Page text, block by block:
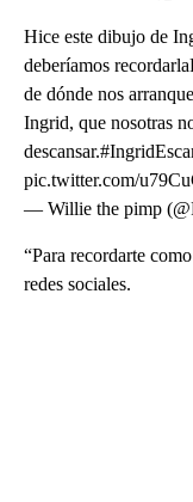
Hice este dibujo de
deberíamos
de dónde nos
Ingrid, que nosotras
pic.twitter.com/
— Willie the pimp
“Para recordarte
redes sociales.